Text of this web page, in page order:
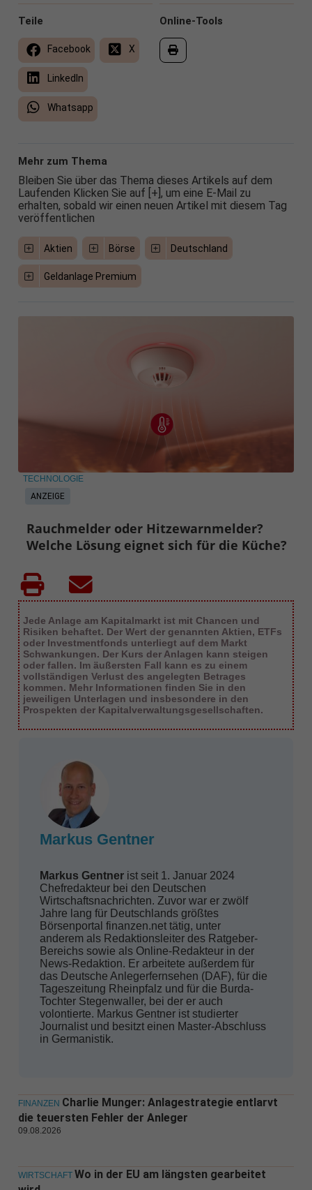
Online-Tools
Teile
Facebook X
LinkedIn
Whatsapp
Mehr zum Thema
Bleiben Sie über das Thema dieses Artikels auf dem
Laufenden Klicken Sie auf [+], um eine E-Mail zu
erhalten, sobald wir einen neuen Artikel mit diesem Tag
veröffentlichen
Aktien Börse Deutschland
Geldanlage Premium
ANZEIGE
TECHNOLOGIE
Rauchmelder oder Hitzewarnmelder?
Welche Lösung eignet sich für die Küche?
Jede Anlage am Kapitalmarkt ist mit Chancen und
Risiken behaftet. Der Wert der genannten Aktien, ETFs
oder Investmentfonds unterliegt auf dem Markt
Schwankungen. Der Kurs der Anlagen kann steigen
oder fallen. Im äußersten Fall kann es zu einem
vollständigen Verlust des angelegten Betrages
kommen. Mehr Informationen finden Sie in den
jeweiligen Unterlagen und insbesondere in den
Prospekten der Kapitalverwaltungsgesellschaften.
Markus Gentner
Markus Gentnerist seit 1. Januar 2024
Chefredakteur bei den Deutschen
Wirtschaftsnachrichten. Zuvor war er zwölf
Jahre lang für Deutschlands größtes
Börsenportal finanzen.net tätig, unter
anderem als Redaktionsleiter des Ratgeber-
Bereichs sowie als Online-Redakteur in der
News-Redaktion. Er arbeitete außerdem für
das Deutsche Anlegerfernsehen (DAF), für die
Tageszeitung Rheinpfalz und für die Burda-
Tochter Stegenwaller, bei der er auch
volontierte. Markus Gentner ist studierter
Journalist und besitzt einen Master-Abschluss
in Germanistik.
FINANZEN Charlie Munger: Anlagestrategie entlarvt
die teuersten Fehler der Anleger
09.08.2026
WIRTSCHAFT Wo in der EU am längsten gearbeitet